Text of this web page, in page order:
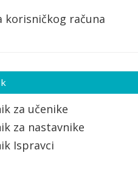
korisničkog računa
za učenike
za nastavnike
Ispravci